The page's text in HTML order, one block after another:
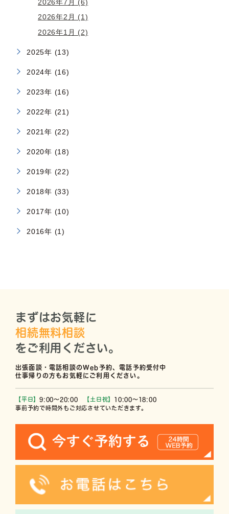
2026年7月 (6)
2026年2月 (1)
2026年1月 (2)
2025年 (13)
2024年 (16)
2023年 (16)
2022年 (21)
2021年 (22)
2020年 (18)
2019年 (22)
2018年 (33)
2017年 (10)
2016年 (1)
まずはお気軽に
相続無料相談
をご利用ください。
出張面談・電話相談のWeb予約、電話予約受付中
仕事帰りの方もお気軽にご利用ください。
【平日】 9:00〜20:00 【土日祝】 10:00〜18:00
事前予約で時間外もご対応させていただきます。